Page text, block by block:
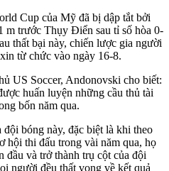
Cup của Mỹ đã bị dập tắt bởi
m trước Thụy Điển sau tỉ số hòa 0-
thất bại này, chiến lược gia người
từ chức vào ngày 16-8.
US Soccer, Andonovski cho biết:
huấn luyện những cầu thủ tài
bốn năm qua.
bóng này, đặc biệt là khi theo
hội thi đấu trong vài năm qua, họ
đầu và trở thành trụ cột của đội
người đều thất vọng về kết quả